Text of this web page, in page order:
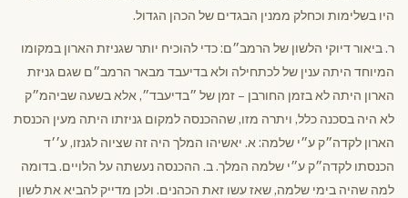
היו בשלימות וכחלק ממנין הבגדים של הכהן הגדול.
ר. ביאור דיוקי הלשון של הרמב״ם: כדי להוכיח יותר שגניזת הארון במקומו
המיוחד היתה ענין של לכתחילה ולא בדיעבד מבאר הרמב״ם שגם גניזת
הארון היתה לא בזמן החורבן – זמן של ״בדיעבד״, אלא בשעה שביהמ״ק
לא היה בסכנה כלל, ויתרה מזו, שההכנסה למקום גניזתו היתה מעין הכנסת
הארון לקדה״ק ע״י שלמה: א. יאשיהו המלך היה זה שציוה לגנזו, ע׳׳ד
הכנסתו לקדה״ק ע״י שלמה המלך. ב. ההכנסה נעשתה על הלויים. בדומה
למה שהיה בימי שלמה, שאז עשו זאת הכהנים. ולכן מדייק להביא את לשון